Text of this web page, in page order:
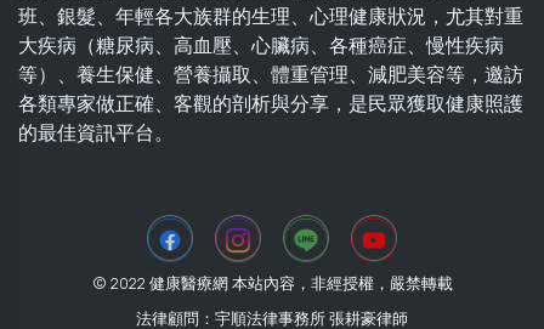
班、銀髮、年輕各大族群的生理、心理健康狀況，尤其對重
大疾病（糖尿病、高血壓、心臟病、各種癌症、慢性疾病
等）、養生保健、營養攝取、體重管理、減肥美容等，邀訪
各類專家做正確、客觀的剖析與分享，是民眾獲取健康照護
的最佳資訊平台。
© 2022 健康醫療網 本站內容，非經授權，嚴禁轉載
法律顧問：宇順法律事務所 張耕豪律師